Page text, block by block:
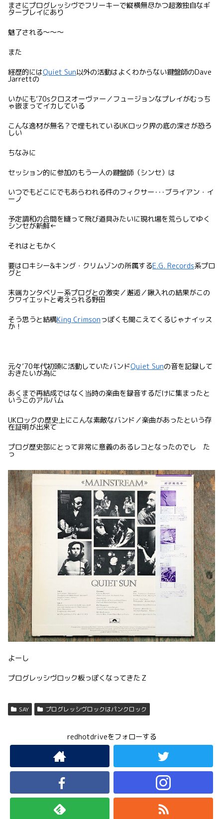
まさにプログレッシヴでフリーキーで縦横無尽かつ超激独自なギ
タープレイにあり
魅了される〜〜〜
また
経歴的にはQuiet Sun以外の活動はよくわからない鍵盤師のDave
Jarrettの
いかにも’70sクロスオーヴァー／フュージョンなプレイがむっち
ゃ嵌まってイカしている
こんな逸材が無名？で埋もれているUKロック界の底の深さが恐ろ
しい
ちなみに
セッション的に参加のもう一人の鍵盤師（シンセ）は
いつでもどこにでもあらわれる件のフィクサー･･･ブライアン・イ
ーノ
予定調和の合間を縫って飛び道具みたいに現れ場を荒らしてゆく
シンセが新鮮←
それはともかく
要はロキシー&キング・クリムゾンの所属するE.G. Records系プロ
グと
末端カンタベリー系プログとの激突／邂逅／鍬入れの結果がこの
クワイエットと考えられる野田
そう思うと結構King Crimsonっぽくも聞こえてくるじゃナイッス
か！
元々’70年代初頭に活動していたバンドQuiet Sunの音を記録して
おきたいが為に
あくまで再結成ではなく当時の楽曲を録音するだけに集まったと
いうこのアルバム
UKロックの歴史上にこんな素敵なバンド／楽曲があったという存
在証明が出来て
プログ歴史部にとって非常に意義のあるレコとなったのでし た
っ
よーし
プログレッシヴロック板っぽくなってきたＺ
SAY プログレッシヴロックはパンクロック
redhotdriveをフォローする